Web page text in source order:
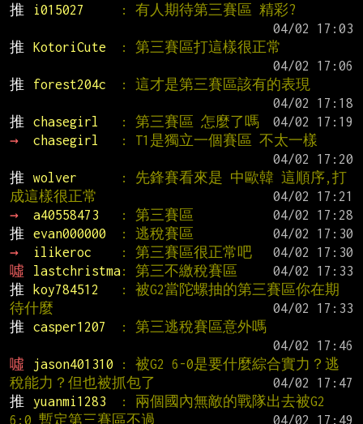
推
i015027
: 有人期待第三賽區 精彩?
推
KotoriCute
: 第三賽區打這樣很正常
推
forest204c
: 這才是第三賽區該有的表現
推
chasegirl : 第三賽區 怎麼了嗎
→
chasegirl
: T1是獨立一個賽區 不太一樣
推
wolver
: 先鋒賽看來是 中歐韓 這順序,打
成這樣很正常
→
a40558473 : 第三賽區
推
evan000000 : 逃稅賽區
→
ilikeroc : 第三賽區很正常吧
噓
lastchristma: 第三不繳稅賽區
推
koy784512
: 被G2當陀螺抽的第三賽區你在期
待什麼
推
casper1207
: 第三逃稅賽區意外嗎
噓
jason401310
: 被G2 6-0是要什麼綜合實力？逃
稅能力？但也被抓包了
推
yuanmi1283
: 兩個國內無敵的戰隊出去被G2
6:0 暫定第三賽區不過